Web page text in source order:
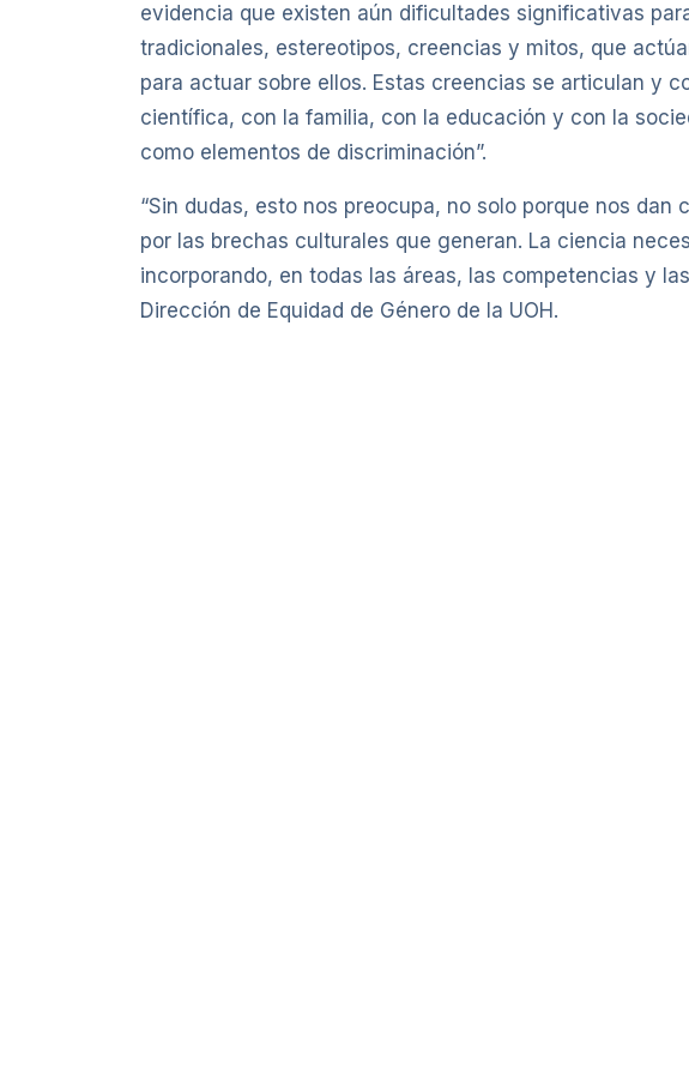
evidencia que existen aún dificultades significativas
tradicionales, estereotipos, creencias y mitos, que
para actuar sobre ellos. Estas creencias se articulan y
científica, con la familia, con la educación y con la
como elementos de discriminación”.
“Sin dudas, esto nos preocupa, no solo porque nos
por las brechas culturales que generan. La ciencia
incorporando, en todas las áreas, las competencias y
Dirección de Equidad de Género de la UOH.